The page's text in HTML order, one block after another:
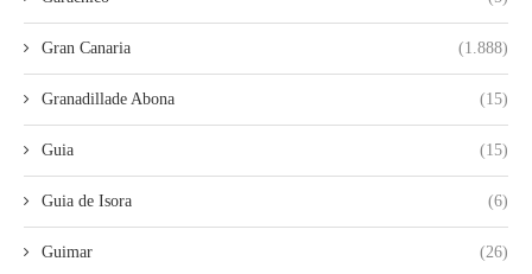
Gran Canaria (1.888)
Granadillade Abona (15)
Guia (15)
Guia de Isora (6)
Guimar (26)